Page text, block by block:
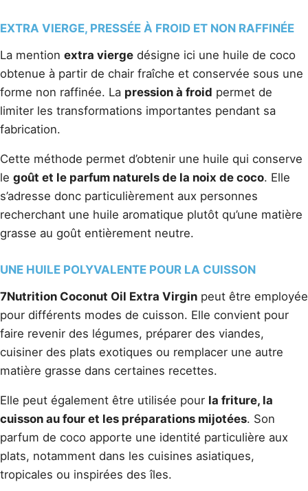
EXTRA VIERGE, PRESSÉE À FROID ET NON RAFFINÉE
La mention extra vierge désigne ici une huile de coco
obtenue à partir de chair fraîche et conservée sous une
forme non raffinée. La pression à froid permet de
limiter les transformations importantes pendant sa
fabrication.
Cette méthode permet d’obtenir une huile qui conserve
le goût et le parfum naturels de la noix de coco. Elle
s’adresse donc particulièrement aux personnes
recherchant une huile aromatique plutôt qu’une matière
grasse au goût entièrement neutre.
UNE HUILE POLYVALENTE POUR LA CUISSON
7Nutrition Coconut Oil Extra Virgin peut être employée
pour différents modes de cuisson. Elle convient pour
faire revenir des légumes, préparer des viandes,
cuisiner des plats exotiques ou remplacer une autre
matière grasse dans certaines recettes.
Elle peut également être utilisée pour la friture, la
cuisson au four et les préparations mijotées. Son
parfum de coco apporte une identité particulière aux
plats, notamment dans les cuisines asiatiques,
tropicales ou inspirées des îles.